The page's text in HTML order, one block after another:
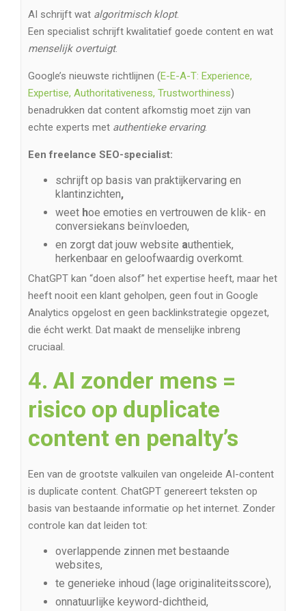
AI schrijft wat algoritmisch klopt.
Een specialist schrijft kwalitatief goede content en wat
menselijk overtuigt.
Google’s nieuwste richtlijnen (E-E-A-T: Experience,
Expertise, Authoritativeness, Trustworthiness)
benadrukken dat content afkomstig moet zijn van
echte experts met authentieke ervaring.
Een freelance SEO-specialist:
schrijft op basis van praktijkervaring en
klantinzichten,
weet hoe emoties en vertrouwen de klik- en
conversiekans beïnvloeden,
en zorgt dat jouw website authentiek,
herkenbaar en geloofwaardig overkomt.
ChatGPT kan “doen alsof” het expertise heeft, maar het
heeft nooit een klant geholpen, geen fout in Google
Analytics opgelost en geen backlinkstrategie opgezet,
die écht werkt. Dat maakt de menselijke inbreng
cruciaal.
4. AI zonder mens =
risico op duplicate
content en penalty’s
Een van de grootste valkuilen van ongeleide AI-content
is duplicate content. ChatGPT genereert teksten op
basis van bestaande informatie op het internet. Zonder
controle kan dat leiden tot:
overlappende zinnen met bestaande
websites,
te generieke inhoud (lage originaliteitsscore),
onnatuurlijke keyword-dichtheid,